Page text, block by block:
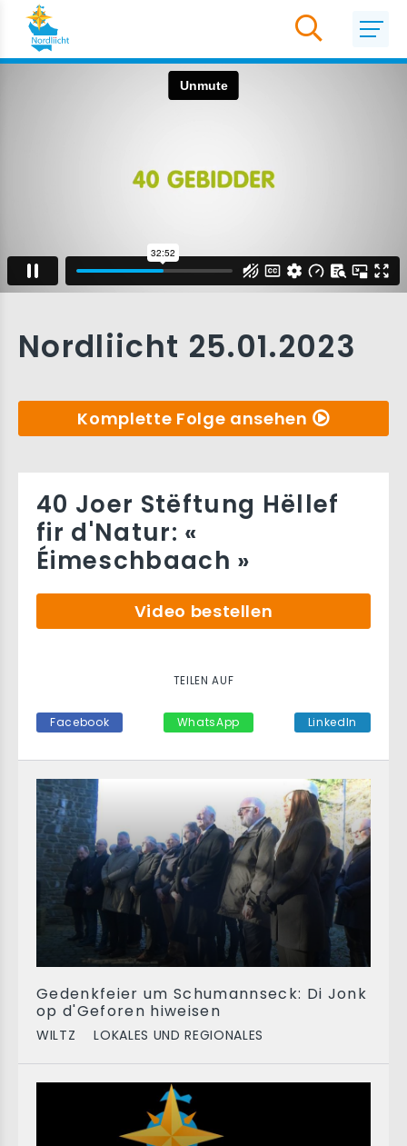
Nordliicht 25.01.2023
Komplette Folge ansehen
Gedenkfeier um Schumannseck: Di Jonk
op d'Geforen hiweisen
WILTZ LOKALES UND REGIONALES
40 Joer Stëftung Hëllef
fir d'Natur: «
Éimeschbaach »
Video bestellen
TEILEN AUF
Facebook WhatsApp LinkedIn